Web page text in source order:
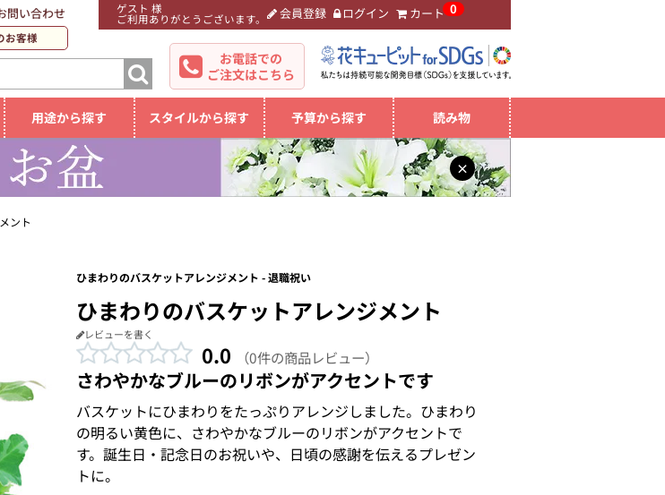
ゲスト 様
ご利用ありがとうございます。 会員登録 ログイン カート 0
問い合わせ
お客様
お電話での
ご注文はこちら
用途から探す スタイルから探す 予算から探す 読み物
×
ント
ひまわりのバスケットアレンジメント - 退職祝い
ひまわりのバスケットアレンジメント
レビューを書く
0.0 （0件の商品レビュー）
さわやかなブルーのリボンがアクセントです
バスケットにひまわりをたっぷりアレンジしました。ひまわり
の明るい黄色に、さわやかなブルーのリボンがアクセントで
す。誕生日・記念日のお祝いや、日頃の感謝を伝えるプレゼン
トに。